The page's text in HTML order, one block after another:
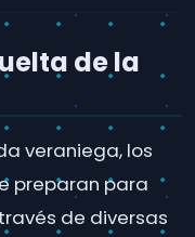
de la
veraniega, los
preparan para
de diversas